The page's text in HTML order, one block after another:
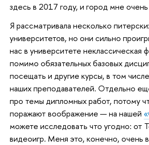
здесь в 2017 году, и город мне
Я рассматривала несколько
университетов, но они сильно
нас в университете неклассическая
помимо обязательных базовых
посещать и другие курсы, в том
наших преподавателей. Отдельно
про темы дипломных работ, потому
поражают воображение — на нашей
можете исследовать что угодно: от
видеоигр. Меня это, конечно, очень